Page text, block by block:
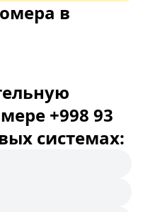
в
+998 93
системах: